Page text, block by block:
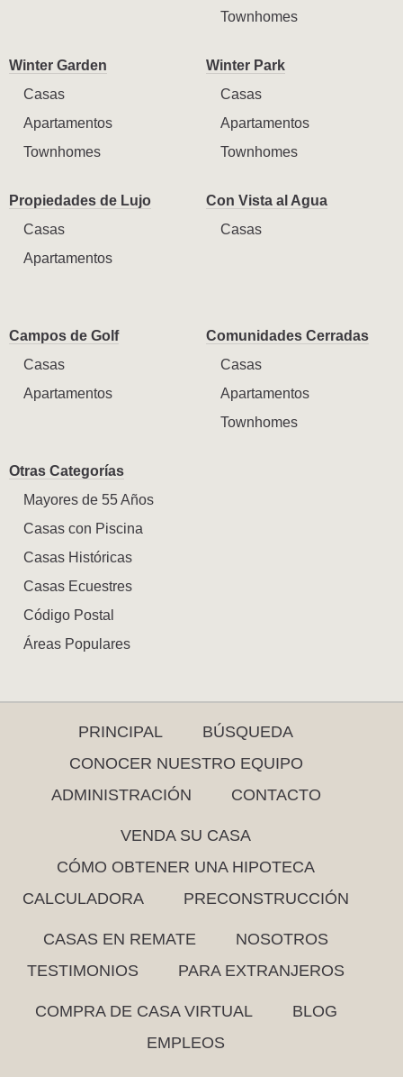
Townhomes
Winter Garden
Casas
Apartamentos
Townhomes
Winter Park
Casas
Apartamentos
Townhomes
Propiedades de Lujo
Casas
Apartamentos
Con Vista al Agua
Casas
Campos de Golf
Casas
Apartamentos
Comunidades Cerradas
Casas
Apartamentos
Townhomes
Otras Categorías
Mayores de 55 Años
Casas con Piscina
Casas Históricas
Casas Ecuestres
Código Postal
Áreas Populares
PRINCIPAL
BÚSQUEDA
CONOCER NUESTRO EQUIPO
ADMINISTRACIÓN
CONTACTO
VENDA SU CASA
CÓMO OBTENER UNA HIPOTECA
CALCULADORA
PRECONSTRUCCIÓN
CASAS EN REMATE
NOSOTROS
TESTIMONIOS
PARA EXTRANJEROS
COMPRA DE CASA VIRTUAL
BLOG
EMPLEOS